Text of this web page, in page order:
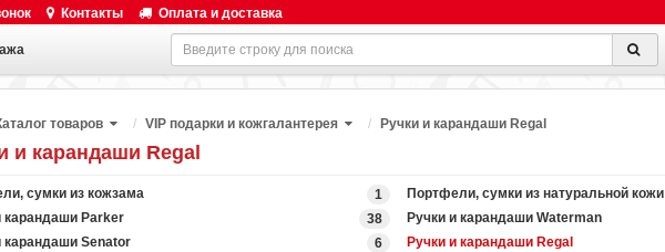
Контакты Оплата и доставка
товаров VIP подарки и кожгалантерея Ручки и карандаши Regal
и карандаши Regal
1
сумки из кожзама
Портфели, сумки из натуральной кожи
38
карандаши Parker
Ручки и карандаши Waterman
6
карандаши Senator Ручки и карандаши Regal